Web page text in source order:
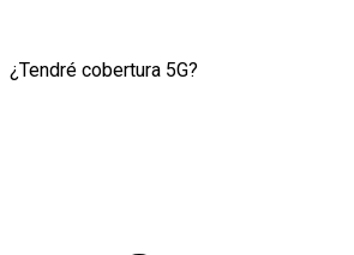
¿Tendré cobertura 5G?